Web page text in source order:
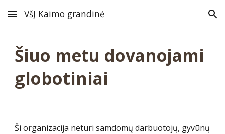
Skip to main content Skip to navigation
VšĮ Kaimo grandinė
Šiuo metu dovanojami
globotiniai
Ši organizacija neturi samdomų darbuotojų, gyvūnų